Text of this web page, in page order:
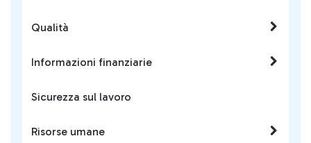
Qualità
Informazioni finanziarie
Sicurezza sul lavoro
Risorse umane